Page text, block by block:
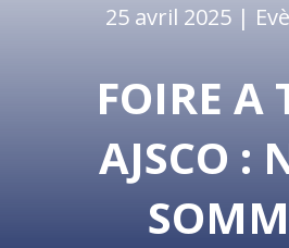
25 avril 2025 |
FOIRE A
AJSCO :